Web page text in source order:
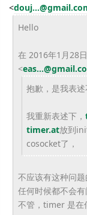
<
Hello
在 2016年1月28
<
抱歉，是我表述
我重新表述下，
timer.at放到
cosocket了，
不应该有这种问
任何时候都不会
不管，timer 是在